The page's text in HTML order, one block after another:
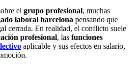
el grupo profesional, muchas
laboral barcelona pensando que
cerrada. En realidad, el conflicto suele
profesional, las funciones
aplicable y sus efectos en salario,